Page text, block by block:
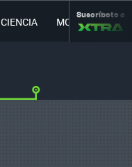
CIENCIA MOVILIDAD
Suscríbete a